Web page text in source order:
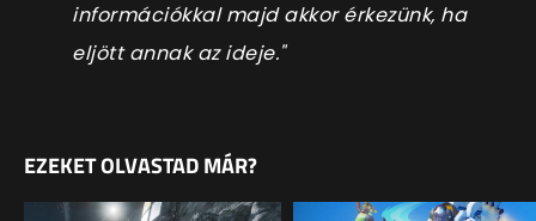
információkkal majd akkor érkezünk, ha
eljött annak az ideje."
EZEKET OLVASTAD MÁR?